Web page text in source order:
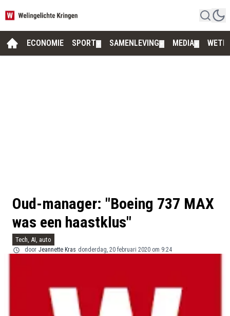
ECONOMIE SPORT SAMENLEVING MEDIA
Oud-manager: "Boeing 737 MAX
was een haastklus"
Tech, AI, auto
door Jeannette Kras donderdag, 20 februari 2020 om 9:24